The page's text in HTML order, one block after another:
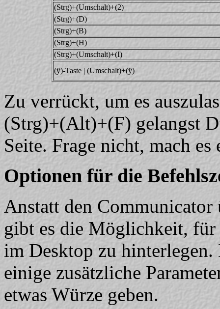
(Strg)+(Umschalt)+(2)
(Strg)+(D)
(Strg)+(B)
(Strg)+(H)
(Strg)+(Umschalt)+(I)
(ÿ)-Taste | (Umschalt)+(ÿ)
Zu verrückt, um es
(Strg)+(Alt)+(F) gelangst
Seite. Frage nicht, mach
Optionen für die
Anstatt den Communicator
gibt es die Möglichkeit,
im Desktop zu
einige zusätzliche
etwas Würze geben.